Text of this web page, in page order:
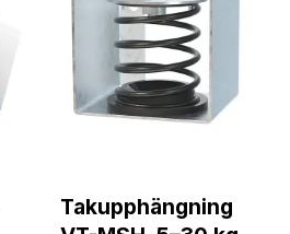
Takupphängning